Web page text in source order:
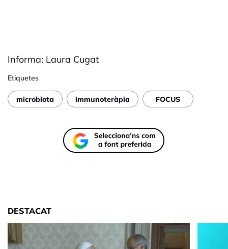
Informa: Laura Cugat
Etiquetes
microbiota immunoteràpia FOCUS
DESTACAT